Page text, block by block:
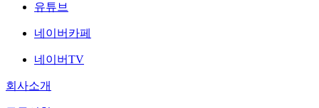
유튜브
네이버카페
네이버TV
회사소개